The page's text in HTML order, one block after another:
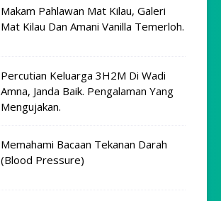
Makam Pahlawan Mat Kilau, Galeri
Mat Kilau Dan Amani Vanilla Temerloh.
Percutian Keluarga 3H2M Di Wadi
Amna, Janda Baik. Pengalaman Yang
Mengujakan.
Memahami Bacaan Tekanan Darah
(Blood Pressure)